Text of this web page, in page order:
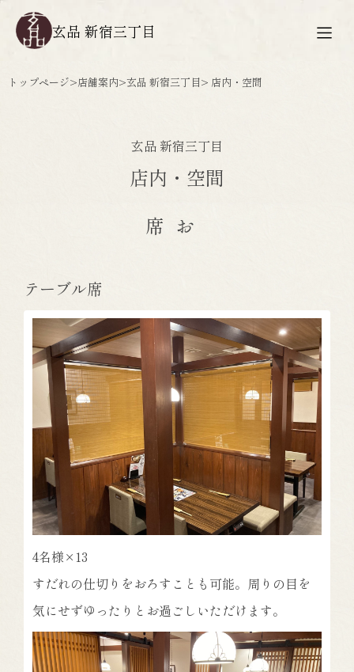
玄品 新宿三丁目
トップページ>店舗案内>玄品 新宿三丁目> 店内・空間
玄品 新宿三丁目
店内・空間
お席
テーブル席
4名様×13
すだれの仕切りをおろすことも可能。周りの目を
気にせずゆったりとお過ごしいただけます。